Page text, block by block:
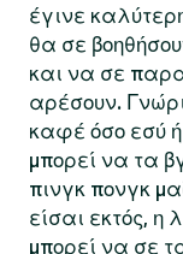
έγινε
θα σε
και να σε
αρέσουν.
καφέ όσο εσύ
μπορεί να τα
πινγκ πονγκ
είσαι εκτός, η
μπορεί να σε